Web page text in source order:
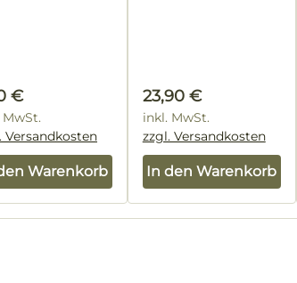
Preis:
€
Versandkosten
Warenkorb
Regulärer Preis:
23,90 €
inkl. MwSt.
zzgl. Versandkosten
In den WarenkorbIn